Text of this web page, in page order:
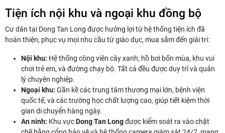
Tiện ích nội khu và ngoại khu đồng bộ
Cư dân tại Dong Tan Long được hưởng lợi từ hệ thống tiện ích đã
hoàn thiện, phục vụ mọi nhu cầu từ giáo dục, mua sắm đến giải trí:
Nội khu: Hệ thống công viên cây xanh, hồ bơi bốn mùa, khu vui
chơi trẻ em, và đường chạy bộ. Tất cả đều được duy trì và quản
lý chuyên nghiệp.
Ngoại khu: Gần kề các trung tâm thương mại lớn, bệnh viện
quốc tế, và các trường học chất lượng cao, giúp tiết kiệm thời
gian di chuyển hàng ngày.
An ninh: Khu vựcDong Tan Longđược kiểm soát ra vào chặt